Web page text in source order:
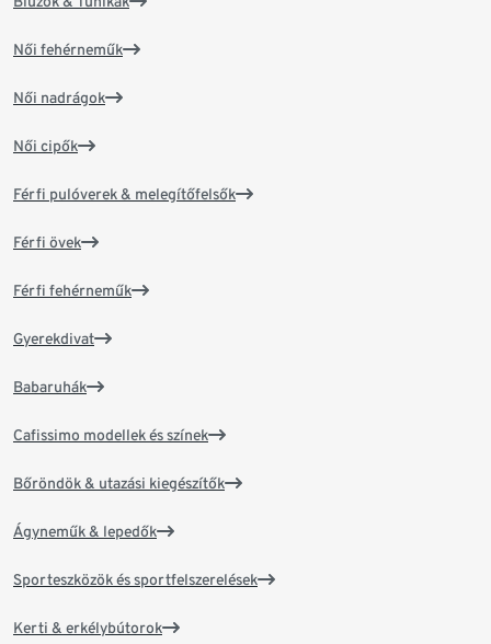
Női fehérneműk
Női nadrágok
Női cipők
Férfi pulóverek & melegítőfelsők
Férfi övek
Férfi fehérneműk
Gyerekdivat
Babaruhák
Cafissimo modellek és színek
Bőröndök & utazási kiegészítők
Ágyneműk & lepedők
Sporteszközök és sportfelszerelések
Kerti & erkélybútorok